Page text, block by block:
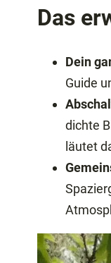
Das
Dein
Guide
dichte
läutet